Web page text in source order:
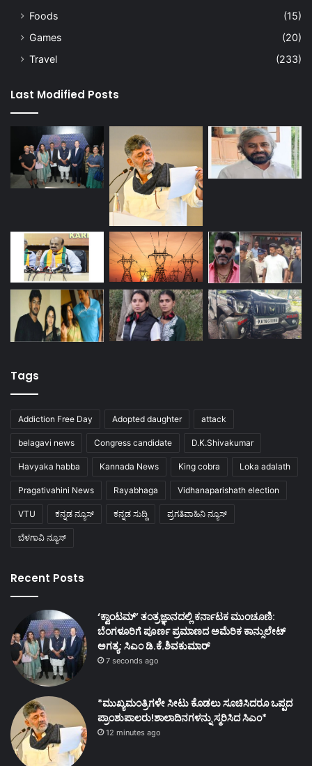
Foods
(15)
Games
(20)
Travel
(233)
Last Modified Posts
Tags
Addiction Free Day Adopted daughter attack
belagavi news Congress candidate D.K.Shivakumar
Havyaka habba Kannada News King cobra Loka adalath
Pragativahini News Rayabhaga Vidhanaparishath election
VTU ಕನ್ನಡ ನ್ಯೂಸ್ ಕನ್ನಡ ಸುದ್ದಿ ಪ್ರಗತಿವಾಹಿನಿ ನ್ಯೂಸ್
ಬೆಳಗಾವಿ ನ್ಯೂಸ್
Recent Posts
‘ಕ್ವಾಂಟಮ್’ ತಂತ್ರಜ್ಞಾನದಲ್ಲಿ ಕರ್ನಾಟಕ ಮುಂಚೂಣಿ:
ಬೆಂಗಳೂರಿಗೆ ಪೂರ್ಣ ಪ್ರಮಾಣದ ಅಮೆರಿಕ ಕಾನ್ಸುಲೇಟ್
ಅಗತ್ಯ: ಸಿಎಂ ಡಿ.ಕೆ.ಶಿವಕುಮಾರ್
7 seconds ago
*ಮುಖ್ಯಮಂತ್ರಿಗಳೇ ಸೀಟು ಕೊಡಲು ಸೂಚಿಸಿದರೂ ಒಪ್ಪದ
ಪ್ರಾಂಶುಪಾಲರು!ಶಾಲಾದಿನಗಳನ್ನು ಸ್ಮರಿಸಿದ ಸಿಎಂ*
12 minutes ago